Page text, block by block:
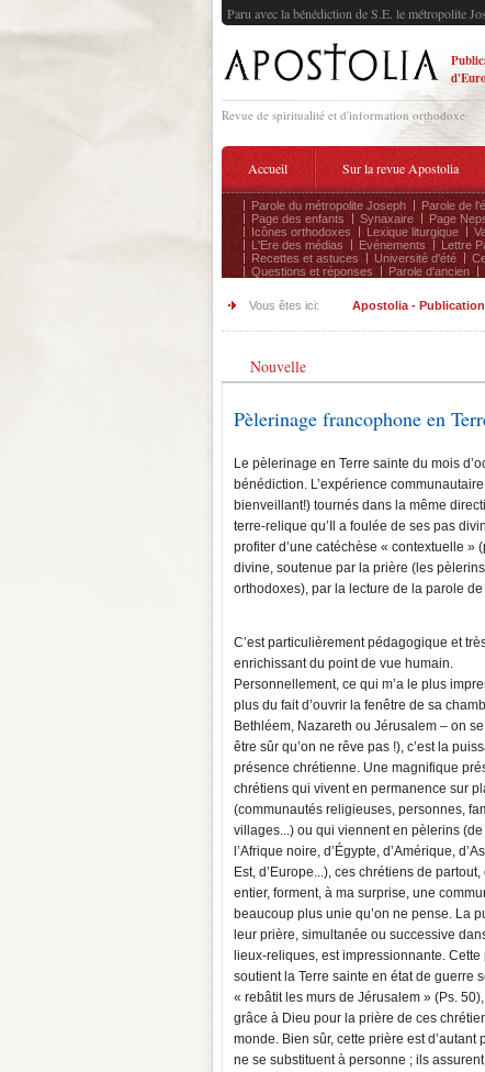
Paru avec la bénédiction de S.E. le métropolite
Revue de spiritualité et d'information orthodoxe
Accueil Sur la revue Apostolia
Parole du métropolite Joseph Parole de
Page des enfants
Synaxaire Page
Icônes orthodoxes
Lexique liturgique
L'Ere des médias
Evénements Lettre
Recettes et astuces
Université d'été
Questions et réponses
Parole d'ancien
Vous êtes ici: Apostolia -
Nouvelle
Pèlerinage francophone en
Le pèlerinage en Terre sainte du mois
bénédiction. L’expérience
bienveillant!) tournés dans la même
terre-relique qu’Il a foulée de ses pas
profiter d’une catéchèse « contextuelle »
divine, soutenue par la prière (les
orthodoxes), par la lecture de la parole
C’est particulièrement pédagogique et
enrichissant du point de vue humain.
Personnellement, ce qui m’a le plus
plus du fait d’ouvrir la fenêtre de sa
Bethléem, Nazareth ou Jérusalem – on
être sûr qu’on ne rêve pas !), c’est la
présence chrétienne. Une magnifique
chrétiens qui vivent en permanence sur
(communautés religieuses, personnes,
villages...) ou qui viennent en pèlerins (de
l’Afrique noire, d’Égypte, d’Amérique,
Est, d’Europe...), ces chrétiens de
entier, forment, à ma surprise, une
beaucoup plus unie qu’on ne pense. La
leur prière, simultanée ou successive
lieux-reliques, est impressionnante. Cette
soutient la Terre sainte en état de guerre
« rebâtit les murs de Jérusalem » (Ps.
grâce à Dieu pour la prière de ces
monde. Bien sûr, cette prière est d’autant
ne se substituent à personne ; ils